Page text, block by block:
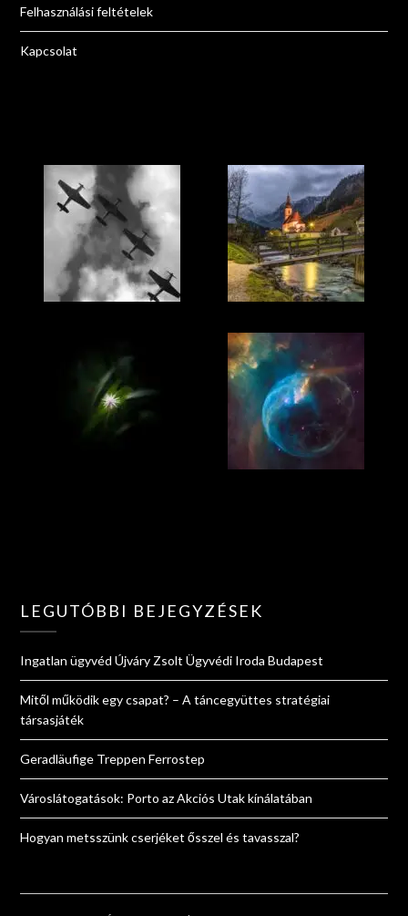
Felhasználási feltételek
Kapcsolat
LEGUTÓBBI BEJEGYZÉSEK
Ingatlan ügyvéd Újváry Zsolt Ügyvédi Iroda Budapest
Mitől működik egy csapat? – A táncegyüttes stratégiai
társasjáték
Geradläufige Treppen Ferrostep
Városlátogatások: Porto az Akciós Utak kínálatában
Hogyan metsszünk cserjéket ősszel és tavasszal?